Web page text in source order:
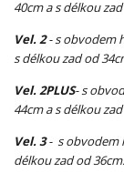
40cm a s délkou
Vel. 2- s obvodem
s délkou zad od
Vel. 2PLUS- s
44cm a s délkou
Vel. 3- s obvodem
délkou zad od 36cm.